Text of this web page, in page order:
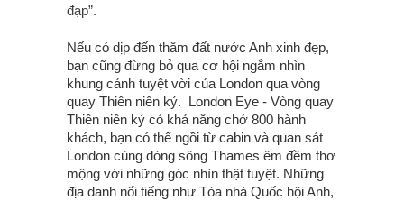
đạp”.
Nếu có dịp đến thăm đất nước Anh xinh đẹp,
bạn cũng đừng bỏ qua cơ hội ngắm nhìn
khung cảnh tuyệt vời của London qua vòng
quay Thiên niên kỷ. London Eye - Vòng quay
Thiên niên kỷ có khả năng chở 800 hành
khách, bạn có thể ngồi từ cabin và quan sát
London cùng dòng sông Thames êm đềm thơ
mộng với những góc nhìn thật tuyệt. Những
địa danh nổi tiếng như Tòa nhà Quốc hội Anh,